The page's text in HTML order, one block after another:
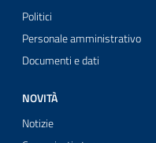
Politici
Personale amministrativo
Documenti e dati
NOVITÀ
Notizie